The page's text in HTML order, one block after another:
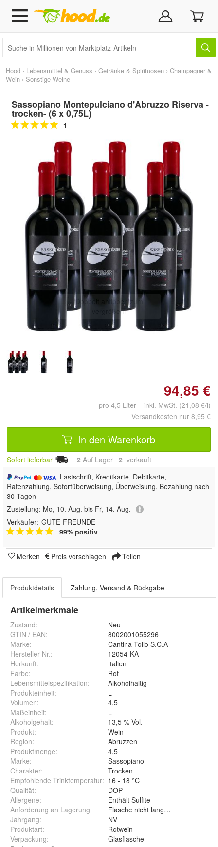
Hood › Lebensmittel & Genuss › Getränke & Spirituosen › Champagner &
Wein › Sonstige Weine
Sassopiano Montepulciano d'Abruzzo Riserva -
trocken- (6 x 0,75L)
1
Doppelt antippen zum
vergrößern
94,85 €
pro 4,5 Liter inkl. MwSt. (21,08 €/l)
Versandkosten nur 8,95 €
In den Warenkorb
Sofort lieferbar 2 Auf Lager 2 verkauft
, Lastschrift, Kreditkarte, Debitkarte,
Ratenzahlung, Sofortüberweisung, Überweisung, Bezahlung nach
30 Tagen
Zustellung: Mo, 10. Aug. bis Fr, 14. Aug.
Verkäufer: GUTE-FREUNDE
99% positiv
Merken Preis vorschlagen Teilen
Produktdetails Zahlung, Versand & Rückgabe
Artikelmerkmale
Zustand:
Neu
GTIN / EAN:
8002001055296
Marke:
Cantina Tollo S.C.A
Hersteller Nr.:
12054-KA
Herkunft:
Italien
Farbe:
Rot
Lebensmittelspezifikation:
Alkoholhaltig
Produkteinheit:
L
Volumen:
4,5
Maßeinheit:
L
Alkoholgehalt:
13,5 % Vol.
Produkt:
Wein
Region:
Abruzzen
Produktmenge:
4,5
Marke:
Sassopiano
Charakter:
Trocken
Empfohlende Trinktemperatur: 16 - 18 °C
Qualität:
DOP
Allergene:
Enthält Sulfite
Anforderung an Lagerung:
Flasche nicht lange Sonnenlicht
Jahrgang:
NV
Produktart:
Rotwein
Verpackung:
Glasflasche